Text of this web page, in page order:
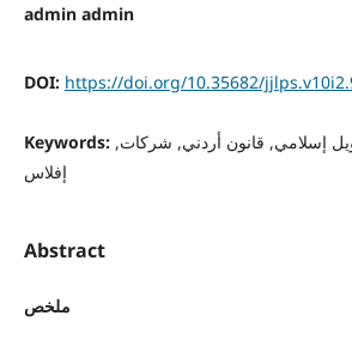
admin admin
DOI: https://doi.org/10.35682/
Keywords: إسلامي, قانون أردني, شركات,
إفلاس
Abstract
ملخص